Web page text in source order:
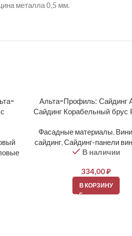
металла 0,5 мм.
Альта-Профиль: Сайдинг
Сайдинг Корабельный брус
Фасадные материалы,
сайдинг,Сайдинг-панели
В наличии
334,00₽
В КОРЗИНУ